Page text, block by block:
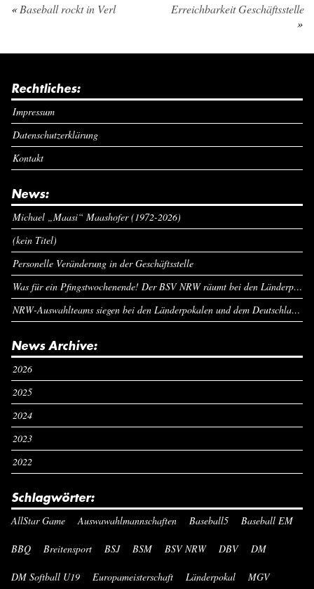
«Baseball rockt in Verl
Erreichbarkeit Geschäftsstelle
»
Rechtliches:
Impressum
Datenschutzerklärung
Kontakt
News:
Michael „Maasi“ Maashofer (1972-2026)
(kein Titel)
Personelle Veränderung in der Geschäftsstelle
Was für ein Pfingstwochenende! Der BSV NRW räumt bei den Länderpokalen ab
NRW-Auswahlteams siegen bei den Länderpokalen und dem Deutschlandcup an Pfingsten
News Archive:
2026
2025
2024
2023
2022
Schlagwörter:
AllStar Game Auswawahlmannschaften Baseball5 Baseball EM
BBQ Breitensport BSJ BSM BSV NRW DBV DM
DM Softball U19 Europameisterschaft Länderpokal MGV